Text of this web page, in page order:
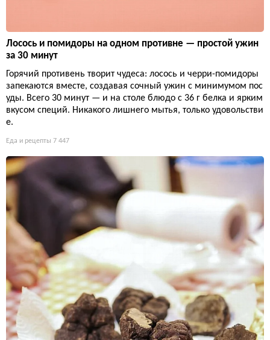
Лосось и помидоры на одном противне — простой ужин
за 30 минут
Горячий противень творит чудеса: лосось и черри-помидоры
запекаются вместе, создавая сочный ужин с минимумом пос
уды. Всего 30 минут — и на столе блюдо с 36 г белка и ярким
вкусом специй. Никакого лишнего мытья, только удовольстви
е.
Еда и рецепты 7 447